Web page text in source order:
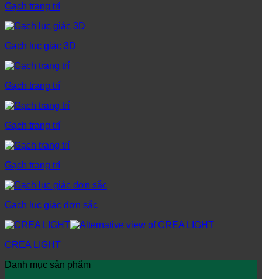
Gạch trang trí
Gạch lục giác 3D
Gạch trang trí
Gạch trang trí
Gạch trang trí
Gạch lục giác đơn sắc
CREA LIGHT
Danh mục sản phẩm